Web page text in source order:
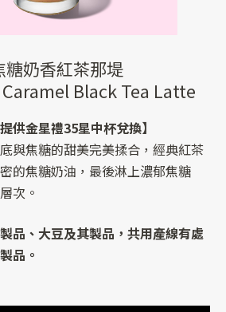
糖奶香紅茶那堤
Black Tea Latte
供金星禮35星中杯兌換】
與焦糖的甜美完美揉合，經典紅茶
的焦糖奶油，最後淋上濃郁焦糖
次。
品、大豆及其製品，共用產線有處
品。